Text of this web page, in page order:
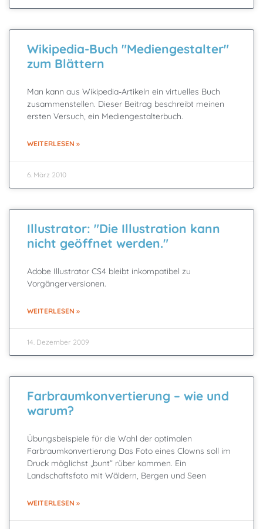
Wikipedia-Buch "Mediengestalter"
zum Blättern
Man kann aus Wikipedia-Artikeln ein virtuelles Buch
zusammenstellen. Dieser Beitrag beschreibt meinen
ersten Versuch, ein Mediengestalterbuch.
WEITERLESEN »
6. März 2010
Illustrator: "Die Illustration kann
nicht geöffnet werden."
Adobe Illustrator CS4 bleibt inkompatibel zu
Vorgängerversionen.
WEITERLESEN »
14. Dezember 2009
Farbraumkonvertierung – wie und
warum?
Übungsbeispiele für die Wahl der optimalen
Farbraumkonvertierung Das Foto eines Clowns soll im
Druck möglichst „bunt“ rüber kommen. Ein
Landschaftsfoto mit Wäldern, Bergen und Seen
WEITERLESEN »